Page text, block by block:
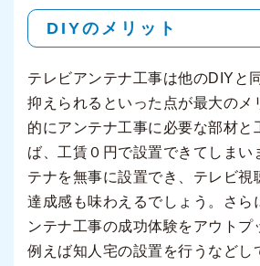
DIYのメリット
テレビアンテナ工事は他のDIYと
抑えられるといった点が最大のメ
的にアンテナ工事に必要な部材と
ば、工賃０円で設置できてしまい
テナを無事に設置でき、テレビ視
達成感も味わえるでしょう。さら
ンテナ工事の成功体験をアウトプ
例えば知人宅の設置を行うなどし